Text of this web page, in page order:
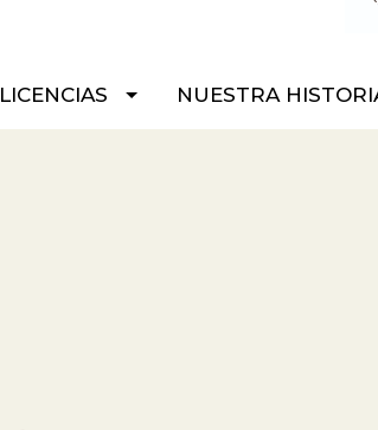
LICENCIAS NUESTRA